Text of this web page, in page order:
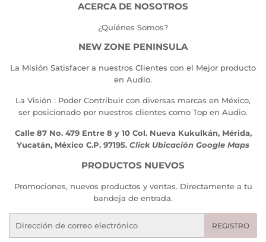
ACERCA DE NOSOTROS
¿Quiénes Somos?
NEW ZONE PENINSULA
La Misión Satisfacer a nuestros Clientes con el Mejor producto
en Audio.
La Visión : Poder Contribuir con diversas marcas en México,
ser posicionado por nuestros clientes como Top en Audio.
Calle 87 No. 479 Entre 8 y 10 Col. Nueva Kukulkán, Mérida,
Yucatán, México C.P. 97195. Click Ubicación Google Maps
PRODUCTOS NUEVOS
Promociones, nuevos productos y ventas. Directamente a tu
bandeja de entrada.
REGISTRO